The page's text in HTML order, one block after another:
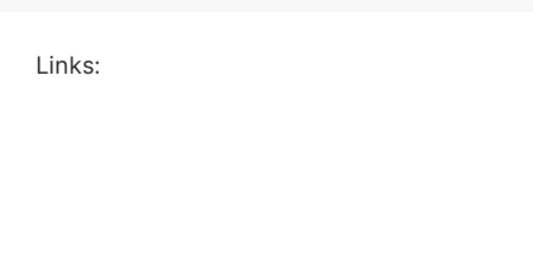
Links: